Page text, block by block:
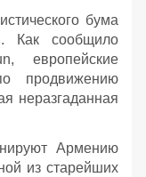
бума
Как сообщило
европейские
продвижению
неразгаданная
Армению
из старейших